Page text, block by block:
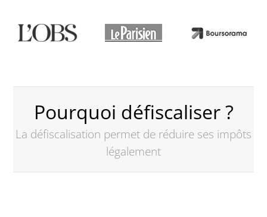
Pourquoi défiscaliser ?
La défiscalisation permet de réduire ses impôts
légalement